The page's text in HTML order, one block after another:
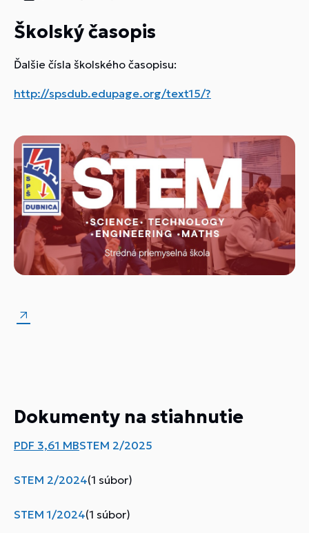
Školský časopis
Ďalšie čísla školského časopisu:
http://spsdub.edupage.org/text15/?
Dokumenty na stiahnutie
PDF 3,61 MBSTEM 2/2025
STEM 2/2024(1 súbor)
STEM 1/2024(1 súbor)